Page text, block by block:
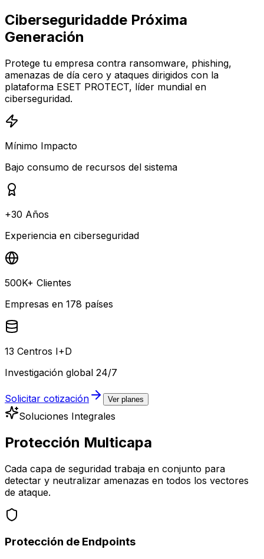
Ciberseguridadde Próxima
Generación
Protege tu empresa contra ransomware, phishing,
amenazas de día cero y ataques dirigidos con la
plataforma ESET PROTECT, líder mundial en
ciberseguridad.
Mínimo Impacto
Bajo consumo de recursos del sistema
+30 Años
Experiencia en ciberseguridad
500K+ Clientes
Empresas en 178 países
13 Centros I+D
Investigación global 24/7
Solicitar cotización Ver planes
Soluciones Integrales
Protección Multicapa
Cada capa de seguridad trabaja en conjunto para
detectar y neutralizar amenazas en todos los vectores
de ataque.
Protección de Endpoints